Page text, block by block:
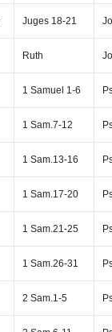
Juges 18-21
Ruth
1 Samuel 1-6
1 Sam.7-12
1 Sam.13-16
1 Sam.17-20
1 Sam.21-25
1 Sam.26-31
2 Sam.1-5